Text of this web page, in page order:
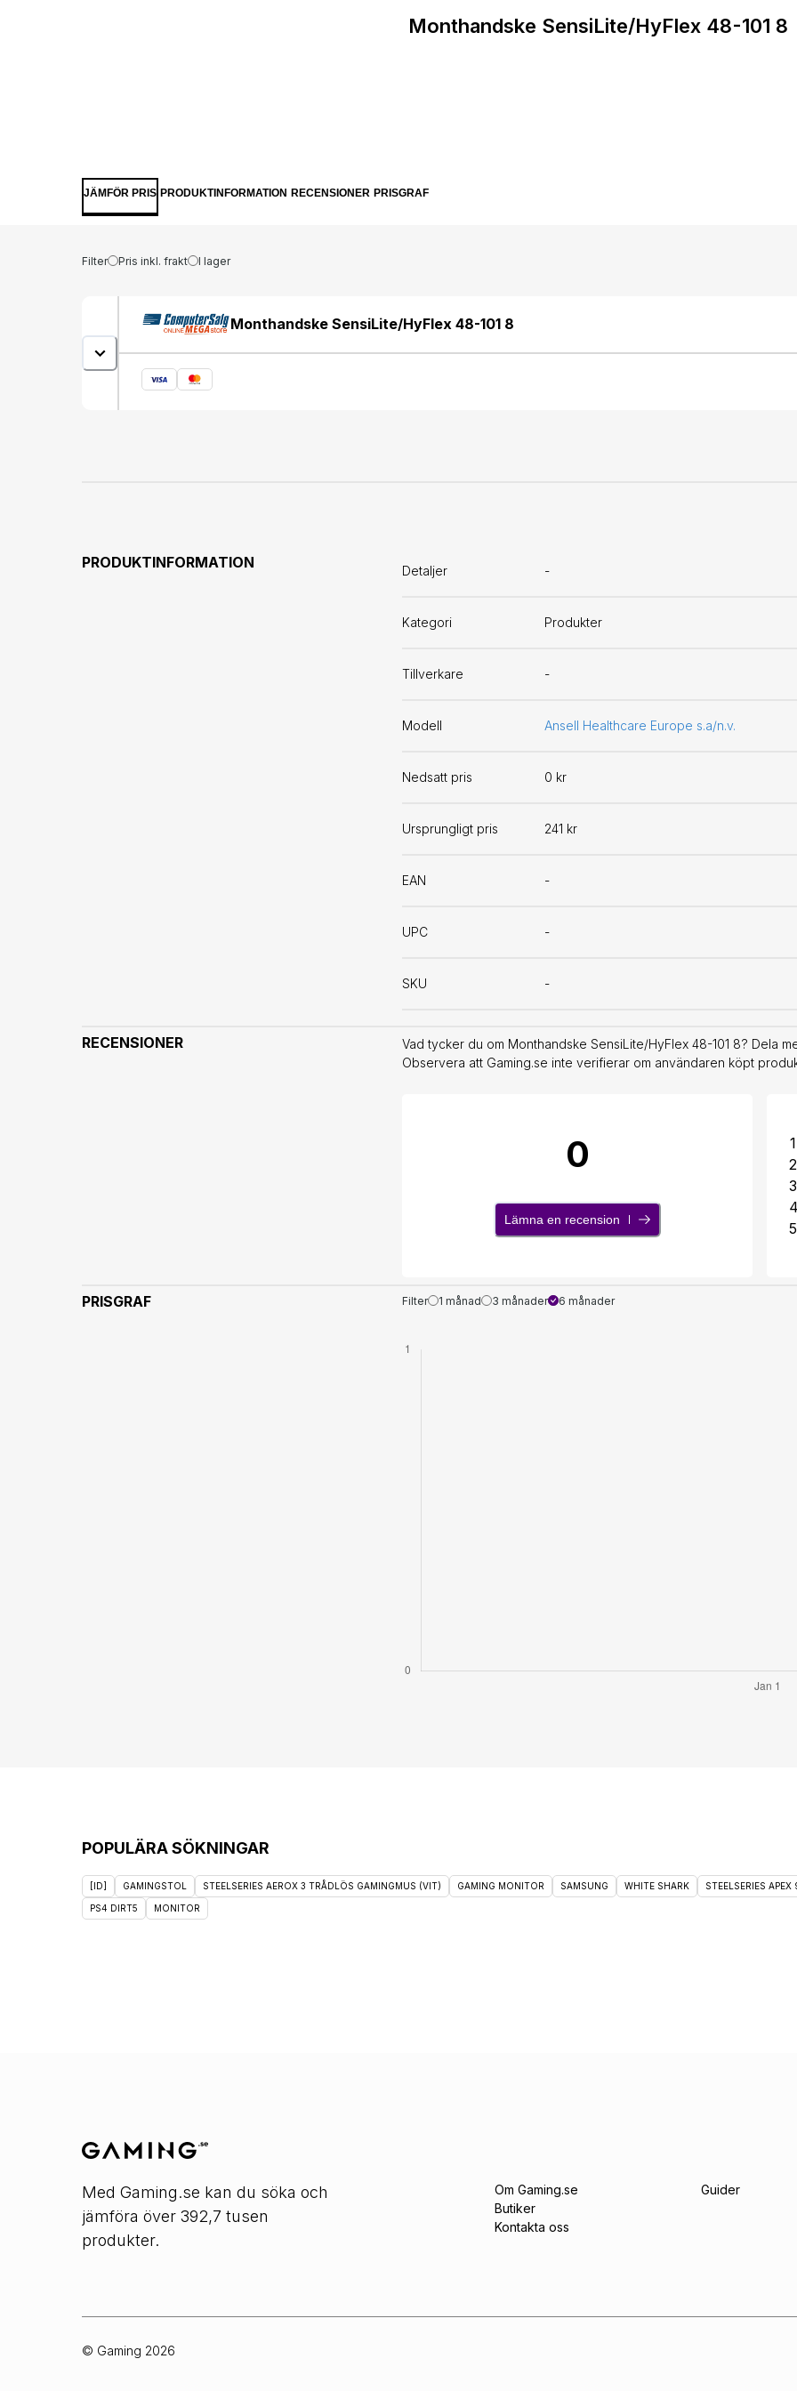
Monthandske SensiLite/HyFlex 48-101 8
JÄMFÖR PRIS PRODUKTINFORMATION RECENSIONER PRISGRAF
Filter Pris inkl. frakt I lager
Monthandske SensiLite/HyFlex 48-101 8
PRODUKTINFORMATION
Detaljer -
Kategori Produkter
Tillverkare -
Modell Ansell Healthcare Europe s.a/n.v.
Nedsatt pris 0 kr
Ursprungligt pris 241 kr
EAN -
UPC -
SKU -
RECENSIONER
Vad tycker du om Monthandske SensiLite/HyFlex 48-101 8? Dela
Observera att Gaming.se inte verifierar om användaren köpt
0
Lämna en recension
1
2
3
4
5
PRISGRAF Filter 1 månad 3 månader 6 månader
POPULÄRA SÖKNINGAR
[ID] GAMINGSTOL STEELSERIES AEROX 3 TRÅDLÖS GAMINGMUS (VIT) GAMING MONITOR SAMSUNG WHITE SHARK STEELSERIES
PS4 DIRT5 MONITOR
Med Gaming.se kan du söka och
jämföra över 392,7 tusen
produkter.
Om Gaming.se
Butiker
Kontakta oss
Guider
© Gaming 2026